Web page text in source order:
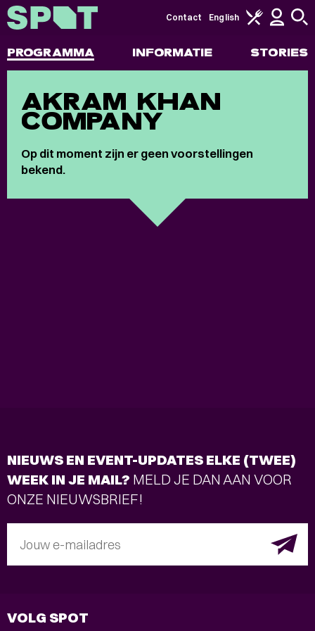
PROGRAMMA INFORMATIE STORIES
Contact English
AKRAM KHAN
COMPANY
Op dit moment zijn er geen voorstellingen
bekend.
NIEUWS EN EVENT-UPDATES ELKE (TWEE)
WEEK IN JE MAIL? MELD JE DAN AAN VOOR
ONZE NIEUWSBRIEF!
Jouw e-mailadres
VOLG SPOT